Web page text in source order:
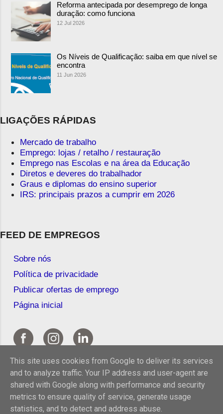
Reforma antecipada por desemprego de longa
duração: como funciona
12 Jul 2026
Os Níveis de Qualificação: saiba em que nível se
encontra
11 Jun 2026
LIGAÇÕES RÁPIDAS
Mercado de trabalho
Emprego: lojas / retalho / restauração
Emprego nas Escolas e na área da Educação
Diretos e deveres do trabalhador
Graus e diplomas do ensino superior
IRS: principais prazos a cumprir em 2026
FEED DE EMPREGOS
Sobre nós
Política de privacidade
Publicar ofertas de emprego
Página inicial
This site uses cookies from Google to deliver its services
and to analyze traffic. Your IP address and user-agent are
shared with Google along with performance and security
metrics to ensure quality of service, generate usage
statistics, and to detect and address abuse.